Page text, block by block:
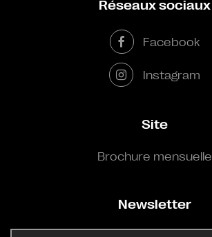
Réseaux sociaux
Facebook
Instagram
Site
Brochure mensuelle
Newsletter